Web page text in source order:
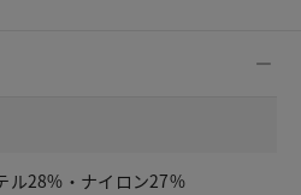
ル28%・ナイロン27%